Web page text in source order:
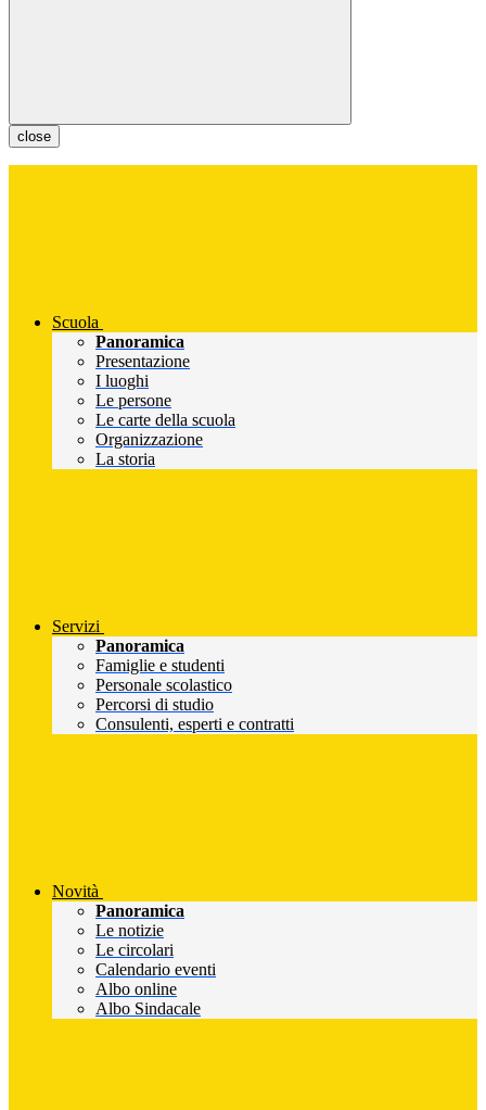
close
Scuola
Panoramica
Presentazione
I luoghi
Le persone
Le carte della scuola
Organizzazione
La storia
Servizi
Panoramica
Famiglie e studenti
Personale scolastico
Percorsi di studio
Consulenti, esperti e contratti
Novità
Panoramica
Le notizie
Le circolari
Calendario eventi
Albo online
Albo Sindacale